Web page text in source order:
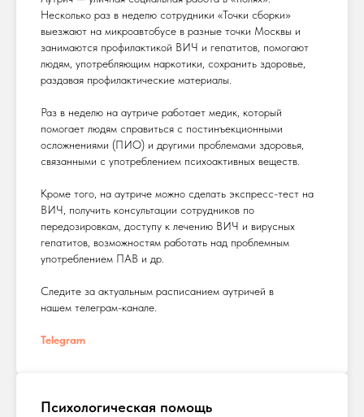
Несколько раз в неделю сотрудники «Точки сборки»
выезжают на микроавтобусе в разные точки Москвы и
занимаются профилактикой ВИЧ и гепатитов, помогают
людям, употребляющим наркотики, сохранить здоровье,
раздавая профилактические материалы.
Раз в неделю на аутриче работает медик, который
помогает людям справиться с постинъекционными
осложнениями (ПИО) и другими проблемами здоровья,
связанными с употреблением психоактивных веществ.
Кроме того, на аутриче можно сделать экспресс-тест на
ВИЧ, получить консультации сотрудников по
передозировкам, доступу к лечению ВИЧ и вирусных
гепатитов, возможностям работать над проблемным
употреблением ПАВ и др.
Следите за актуальным расписанием аутричей в
нашем телеграм-канале.
Telegram
Психологическая помощь